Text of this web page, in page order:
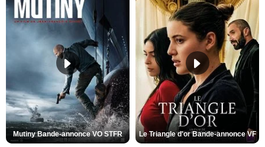
Mutiny Bande-annonce VO STFR Le Triangle d'or Bande-annonce VF